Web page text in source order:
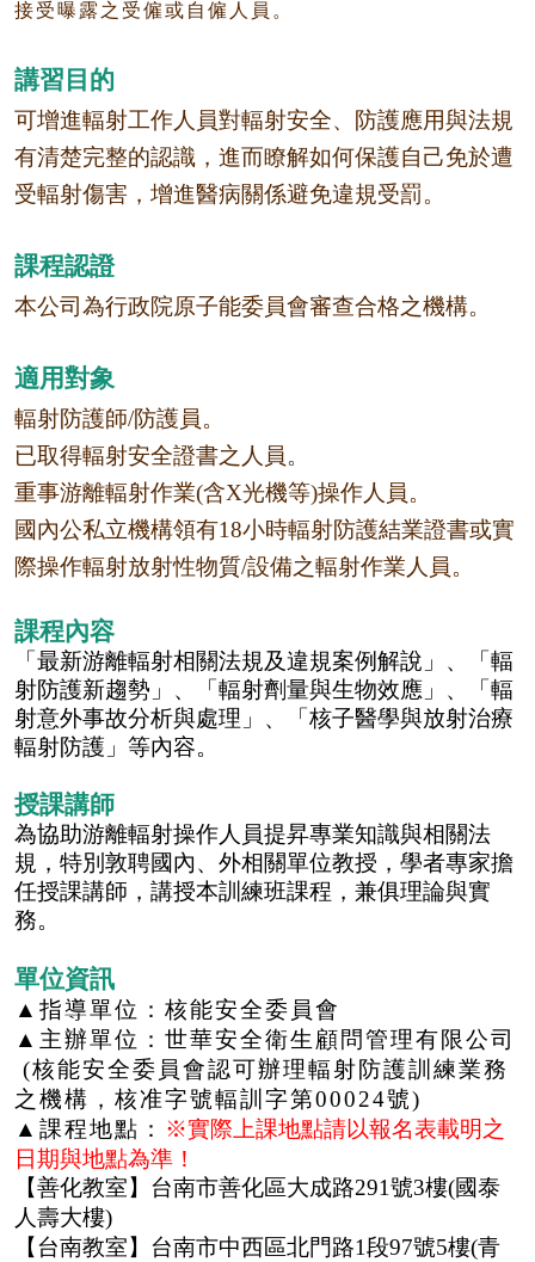
接受曝露之受僱或自僱人員。
講習目的
可增進輻射工作人員對輻射安全、防護應用與法規
有清楚完整的認識，進而瞭解如何保護自己免於遭
受輻射傷害，增進醫病關係避免違規受罰。
課程認證
本公司為行政院原子能委員會審查合格之機構。
適用對象
輻射防護師/防護員。
已取得輻射安全證書之人員。
重事游離輻射作業(含X光機等)操作人員。
國內公私立機構領有18小時輻射防護結業證書或實
際操作輻射放射性物質/設備之輻射作業人員。
課程內容
「最新游離輻射相關法規及違規案例解說」、「輻
射防護新趨勢」、「輻射劑量與生物效應」、「輻
射意外事故分析與處理」、「核子醫學與放射治療
輻射防護」等內容。
授課講師
為協助游離輻射操作人員提昇專業知識與相關法
規，特別敦聘國內、外相關單位教授，學者專家擔
任授課講師，講授本訓練班課程，兼俱理論與實
務。
單位資訊
▲ 指導單位：核能安全委員會
▲ 主辦單位：世華安全衛生顧問管理有限公司
(核能安全委員會認可辦理輻射防護訓練業務
之機構，核准字號輻訓字第00024號)
▲ 課程地點： ※實際上課地點請以報名表載明之
日期與地點為準！
【善化教室】 台南市善化區大成路291號3樓(國泰
人壽大樓)
【台南教室】台南市中西區北門路1段97號5樓(青